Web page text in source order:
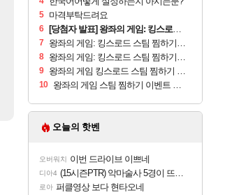
메이플 우리 나라의 주적은??
로아 벨가 하드 찐 투력컷 [35]
벨가르딘 나이트메어 TOP 10 직업별 분포
메이플 챌린저#77777 저격했습니다!
로아
벨가르딘 맛본 시점 민심 췤 [79]
비스트 챕터별 길찾기/지도 공략 (1 ~ 12장)
아주프로 4컷 만화 | 야간 보초는 너무 힘들어
해외겜 스위치2판 ‘몬헌 와일즈’, 30~40fps 목표
리밋제로 테스트 때는 로비에 온라인 기능이 있는데
PV 비스트 오브 리인카네이션 오픈 트레일러
5 마격부탁드려요
6 [당첨자 발표] 왕좌의 게임: 킹스로드 스팀 찜하기 · 기대평 댓글 이벤트 당첨자 안내
7 왕좌의 게임: 킹스로드 스팀 찜하기 인증
8 왕좌의 게임: 킹스로드 스팀 찜하기 인증
9 왕좌의 게임 킹스로드 스팀 찜하기 인증
10 왕좌의 게임 스팀 찜하기 이벤트 참여!
오늘의 핫벤
오버워치 이번 드라이브 이쁘네
디아4 (15시즌PTR) 악마술사 5경이 뜨네요
로아 퍼클영상 보다 현타오네